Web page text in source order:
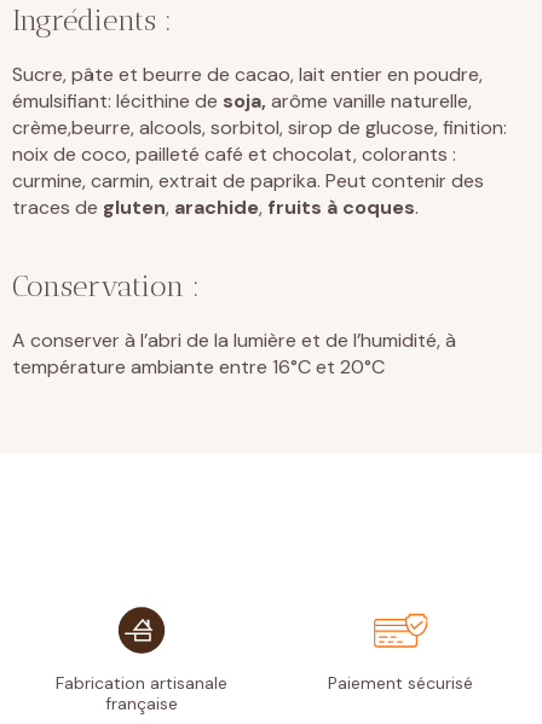
Ingrédients :
Sucre, pâte et beurre de cacao, lait entier en poudre,
émulsifiant: lécithine de soja, arôme vanille naturelle,
crème,beurre, alcools, sorbitol, sirop de glucose, finition:
noix de coco, pailleté café et chocolat, colorants :
curmine, carmin, extrait de paprika. Peut contenir des
traces de gluten, arachide, fruits à coques.
Conservation :
A conserver à l’abri de la lumière et de l’humidité, à
température ambiante entre 16°C et 20°C
Fabrication artisanale
française
Paiement sécurisé